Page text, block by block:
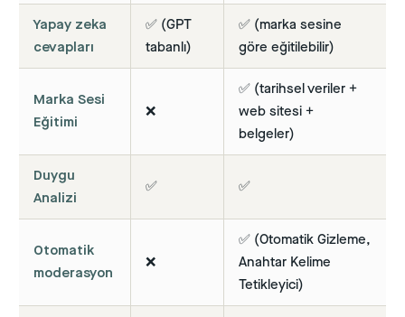
Yapay zeka
cevapları
✅ (GPT
tabanlı)
✅ (marka sesine
göre eğitilebilir)
Marka Sesi
Eğitimi
❌
✅ (tarihsel veriler +
web sitesi +
belgeler)
Duygu
Analizi
✅ ✅
Otomatik
moderasyon
❌
✅ (Otomatik Gizleme,
Anahtar Kelime
Tetikleyici)